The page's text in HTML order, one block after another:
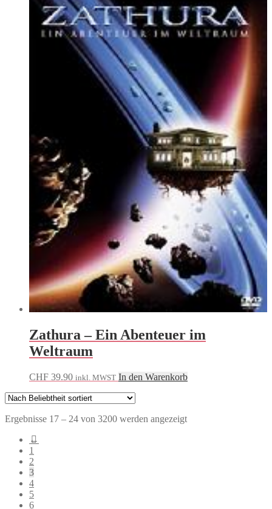
Zathura – Ein Abenteuer im
Weltraum
CHF 39.90 inkl. MWST In den Warenkorb
Ergebnisse 17 – 24 von 3200 werden angezeigtNach
←
1
2
3
4
5
6